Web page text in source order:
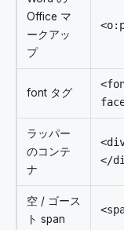
Office マ
ークアッ
プ
font タグ
ラッパー
のコンテ
ナ
</
空 / ゴース
ト span